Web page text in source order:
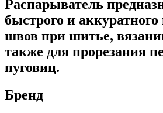
Распарыватель
быстрого и
швов при шитье,
также для прорезания
пуговиц.
Бренд